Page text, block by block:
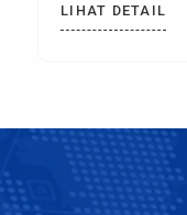
LIHAT DETAIL